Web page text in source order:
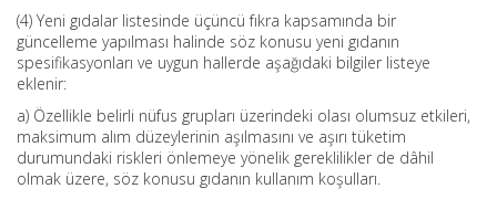
(4) Yeni gıdalar listesinde üçüncü fıkra kapsamında bir
güncelleme yapılması halinde söz konusu yeni gıdanın
spesifikasyonları ve uygun hallerde aşağıdaki bilgiler listeye
eklenir:
a) Özellikle belirli nüfus grupları üzerindeki olası olumsuz etkileri,
maksimum alım düzeylerinin aşılmasını ve aşırı tüketim
durumundaki riskleri önlemeye yönelik gereklilikler de dâhil
olmak üzere, söz konusu gıdanın kullanım koşulları.